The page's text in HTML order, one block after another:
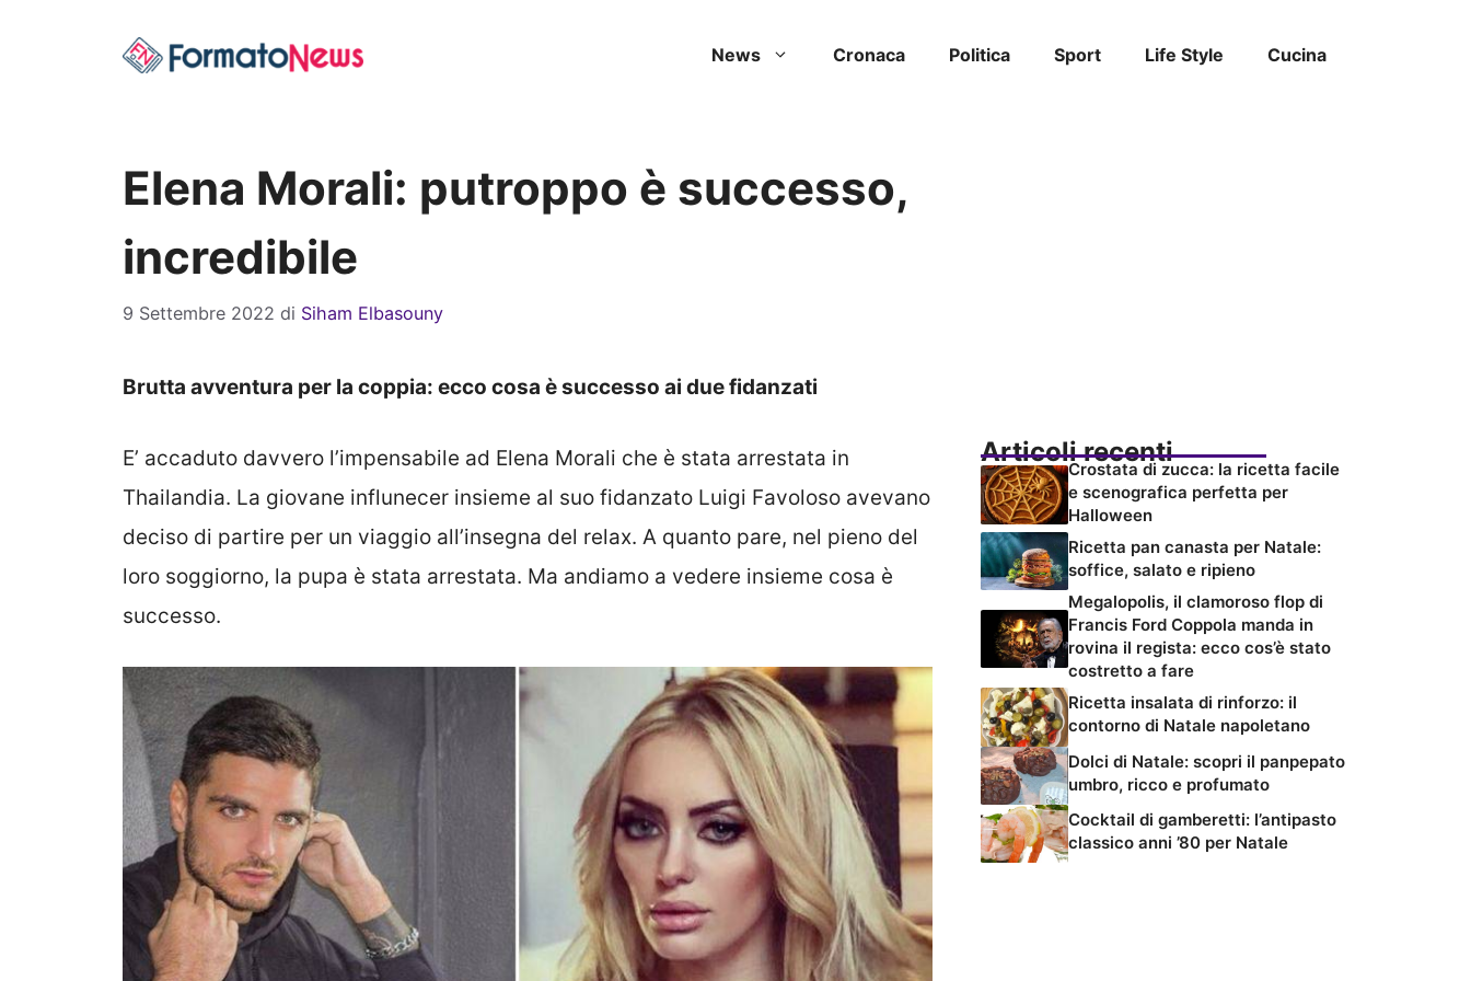
News Cronaca Politica Sport Life Style Cucina
Elena Morali: putroppo è successo,
incredibile
9 Settembre 2022 di Siham Elbasouny
Brutta avventura per la coppia: ecco cosa è successo ai due fidanzati
E’ accaduto davvero l’impensabile ad Elena Morali che è stata arrestata in
Thailandia. La giovane influnecer insieme al suo fidanzato Luigi Favoloso avevano
deciso di partire per un viaggio all’insegna del relax. A quanto pare, nel pieno del
loro soggiorno, la pupa è stata arrestata. Ma andiamo a vedere insieme cosa è
successo.
Articoli recenti
Crostata di zucca: la ricetta facile
e scenografica perfetta per
Halloween
Ricetta pan canasta per Natale:
soffice, salato e ripieno
Megalopolis, il clamoroso flop di
Francis Ford Coppola manda in
rovina il regista: ecco cos’è stato
costretto a fare
Ricetta insalata di rinforzo: il
contorno di Natale napoletano
Dolci di Natale: scopri il panpepato
umbro, ricco e profumato
Cocktail di gamberetti: l’antipasto
classico anni ’80 per Natale